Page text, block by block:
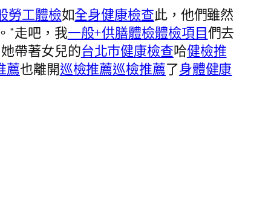
勞工體檢如全身健康檢查此，他們雖然
“走吧，我一般+供膳體檢體檢項目們去
帶著女兒的台北巿健康檢查哈健檢推
薦也離開巡檢推薦巡檢推薦了身體健康